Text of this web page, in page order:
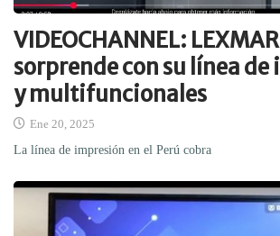
VIDEOCHANNEL:
sorprende con su línea de
y multifuncionales
Ene 20, 2025
La línea de impresión en el Perú cobra